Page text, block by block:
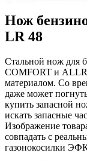
Нож
LR 48
Стальной нож для
COMFORT и
материалом. Со
даже может
купить запасной
искать запасные
Изображение
совпадать с
газонокосилки